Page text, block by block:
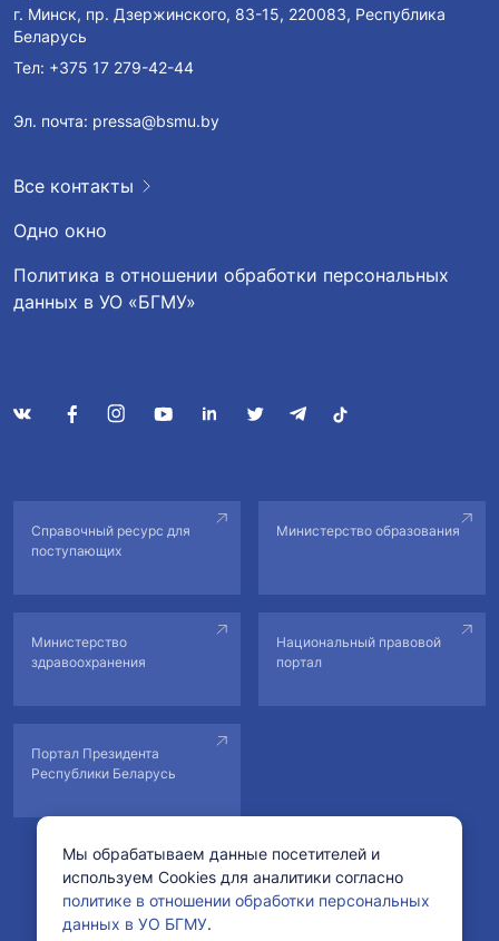
г. Минск, пр. Дзержинского, 83-15, 220083, Республика
Беларусь
Тел: +375 17 279-42-44
Эл. почта: pressa@bsmu.by
Все контакты
Одно окно
Политика в отношении обработки персональных
данных в УО «БГМУ»
Справочный ресурс для
поступающих
Министерство образования
Министерство
здравоохранения
Национальный правовой
портал
Портал Президента
Республики Беларусь
© Учреждение образования «Белорусский государственный
медицинский университет».
Мы обрабатываем данные посетителей и
используем Cookies для аналитики согласно
политике в отношении обработки персональных
данных в УО БГМУ.